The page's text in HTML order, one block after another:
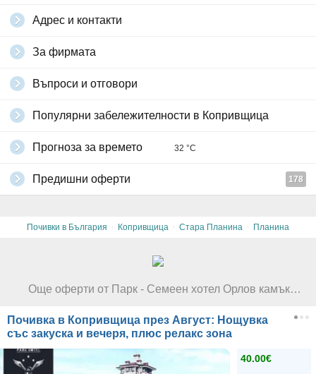
Адрес и контакти
За фирмата
Въпроси и отговори
Популярни забележителности в Копривщица
Прогноза за времето 32 °C
Предишни оферти 178
Почивки в България · Копривщица · Стара Планина · Планина
Още оферти от Парк - Семеен хотел Орлов камък***
Почивка в Копривщица през Август: Нощувка
със закуска и вечеря, плюс релакс зона
40.00€